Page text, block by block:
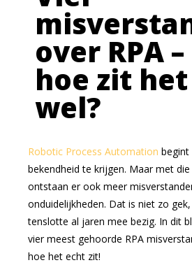
over RPA
hoe zit
wel?
Robotic Process Automation begint
bekendheid te krijgen. Maar met
ontstaan er ook meer
onduidelijkheden. Dat is niet zo
tenslotte al jaren mee bezig. In dit
vier meest gehoorde RPA
hoe het echt zit!